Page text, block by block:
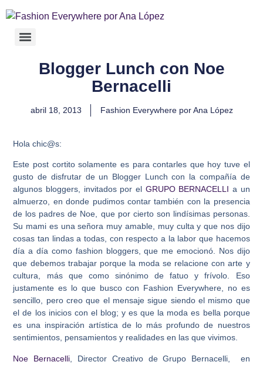
Blogger Lunch con Noe
Bernacelli
abril 18, 2013 Fashion Everywhere por Ana López
Hola chic@s:
Este post cortito solamente es para contarles que hoy tuve el
gusto de disfrutar de un Blogger Lunch con la compañía de
algunos bloggers, invitados por el GRUPO BERNACELLI a un
almuerzo, en donde pudimos contar también con la presencia
de los padres de Noe, que por cierto son lindísimas personas.
Su mami es una señora muy amable, muy culta y que nos dijo
cosas tan lindas a todas, con respecto a la labor que hacemos
día a día como fashion bloggers, que me emocionó. Nos dijo
que debemos trabajar porque la moda se relacione con arte y
cultura, más que como sinónimo de fatuo y frívolo. Eso
justamente es lo que busco con Fashion Everywhere, no es
sencillo, pero creo que el mensaje sigue siendo el mismo que
el de los inicios con el blog; y es que la moda es bella porque
es una inspiración artística de lo más profundo de nuestros
sentimientos, pensamientos y realidades en las que vivimos.
Noe Bernacelli , Director Creativo de Grupo Bernacelli, en